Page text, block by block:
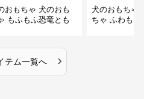
おもちゃ 犬のおも
もふもふ恐竜とも
犬のおもちゃ
ちゃ ふわもこ
テム一覧へ ›